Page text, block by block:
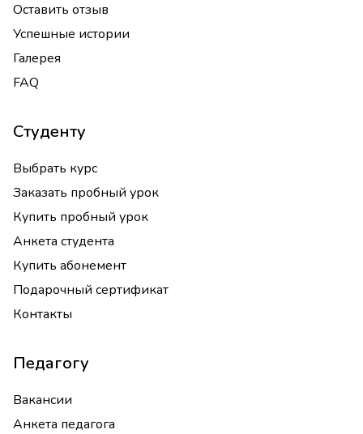
Оставить отзыв
Успешные истории
Галерея
FAQ
Студенту
Выбрать курс
Заказать пробный урок
Купить пробный урок
Анкета студента
Купить абонемент
Подарочный сертификат
Контакты
Педагогу
Вакансии
Анкета педагога